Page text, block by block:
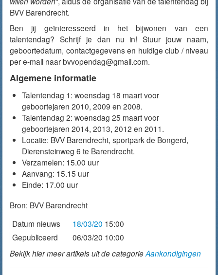
BVV Barendrecht.
Ben jij geïnteresseerd in het bijwonen van een
talentendag? Schrijf je dan nu in! Stuur jouw naam,
geboortedatum, contactgegevens en huidige club / niveau
per e-mail naar bvvopendag@gmail.com.
Algemene informatie
Talentendag 1: woensdag 18 maart voor
geboortejaren 2010, 2009 en 2008.
Talentendag 2: woensdag 25 maart voor
geboortejaren 2014, 2013, 2012 en 2011.
Locatie: BVV Barendrecht, sportpark de Bongerd,
Dierensteinweg 6 te Barendrecht.
Verzamelen: 15.00 uur
Aanvang: 15.15 uur
Einde: 17.00 uur
Bron: BVV Barendrecht
Datum nieuws
18/03/20 15:00
Gepubliceerd
06/03/20 10:00
Bekijk hier meer artikels uit de categorieAankondigingen